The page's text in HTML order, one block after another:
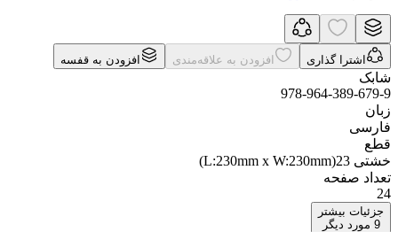
اشترا گذاری افزودن به علاقه‌مندی افزودن به قفسه
شابک
978-964-389-679-9
زبان
فارسی
قطع
خشتی 23(L:230mm x W:230mm)
تعداد صفحه
24
جزئیات بیشتر
9 مورد دیگر